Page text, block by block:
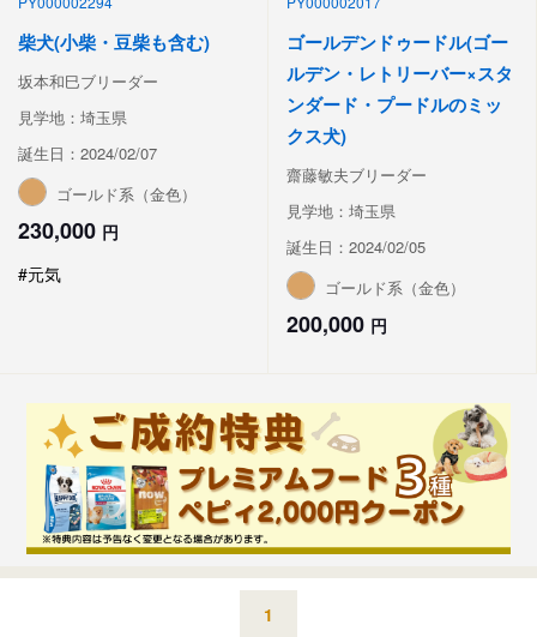
柴犬(小柴・豆柴も含む)
坂本和巳ブリーダー
見学地：埼玉県
誕生日：2024/02/07
ゴールド系（金色）
230,000 円
#元気
ゴールデンドゥードル(ゴー
ルデン・レトリーバー×スタ
ンダード・プードルのミッ
クス犬)
齋藤敏夫ブリーダー
見学地：埼玉県
誕生日：2024/02/05
ゴールド系（金色）
200,000 円
1